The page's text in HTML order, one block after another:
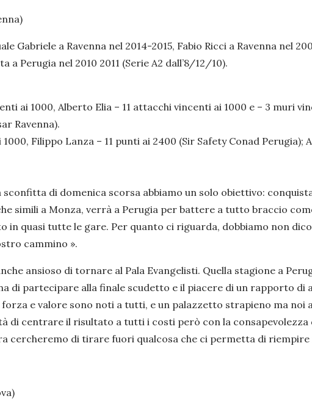
Gabriele a Ravenna nel 2014-2015, Fabio Ricci a Ravenna nel
a Perugia nel 2010 2011 (Serie A2 dall’8/12/10).
ai 1000, Alberto Elia – 11 attacchi vincenti ai 1000 e – 3 muri
Ravenna).
Filippo Lanza – 11 punti ai 2400 (Sir Safety Conad
sconfitta di domenica scorsa abbiamo un solo obiettivo:
simili a Monza, verrà a Perugia per battere a tutto braccio
in quasi tutte le gare. Per quanto ci riguarda, dobbiamo non
cammino ».
ansioso di tornare al Pala Evangelisti. Quella stagione a
di partecipare alla finale scudetto e il piacere di un rapporto di
e valore sono noti a tutti, e un palazzetto strapieno ma
di centrare il risultato a tutti i costi però con la
cercheremo di tirare fuori qualcosa che ci permetta di riempire